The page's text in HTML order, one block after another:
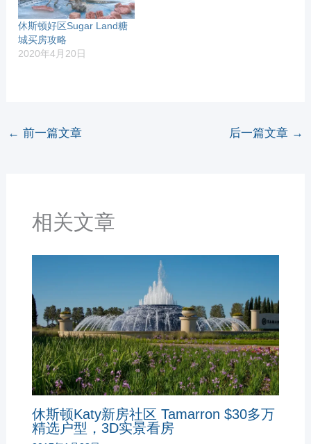
休斯顿好区Sugar Land糖
城买房攻略
2020年4月20日
← 前一篇文章 后一篇文章 →
相关文章
休斯顿Katy新房社区 Tamarron $30多万
精选户型，3D实景看房